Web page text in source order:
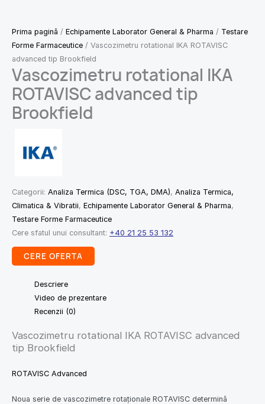
Prima pagină / Echipamente Laborator General & Pharma / Testare
Forme Farmaceutice / Vascozimetru rotational IKA ROTAVISC
advanced tip Brookfield
Vascozimetru rotational IKA
ROTAVISC advanced tip
Brookfield
Categorii: Analiza Termica (DSC, TGA, DMA), Analiza Termica,
Climatica & Vibratii, Echipamente Laborator General & Pharma,
Testare Forme Farmaceutice
Cere sfatul unui consultant: +40 21 25 53 132
CERE OFERTA
Descriere
Video de prezentare
Recenzii (0)
Vascozimetru rotational IKA ROTAVISC advanced
tip Brookfield
ROTAVISC Advanced
Noua serie de vascozimetre rotaţionale ROTAVISC determină